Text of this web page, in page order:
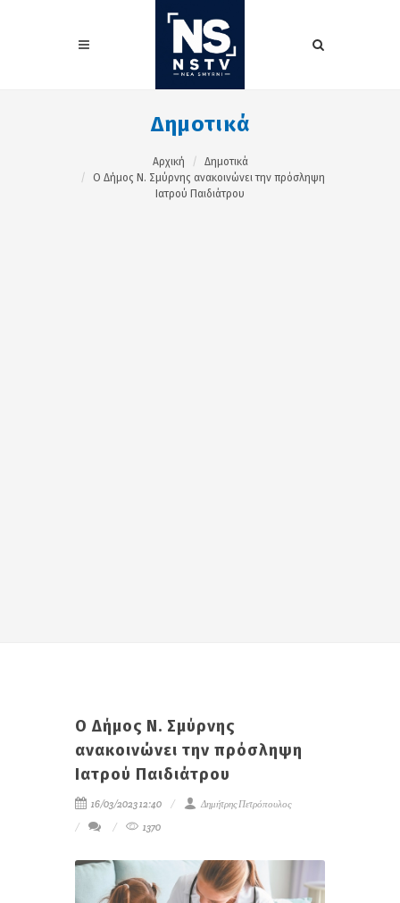
Δημοτικά
Αρχική
Δημοτικά
Ο Δήμος Ν. Σμύρνης ανακοινώνει την πρόσληψη
Ιατρού Παιδιάτρου
Ο Δήμος Ν. Σμύρνης
ανακοινώνει την πρόσληψη
Ιατρού Παιδιάτρου
16/03/2023 12:40
Δημήτρης Πετρόπουλος
1370